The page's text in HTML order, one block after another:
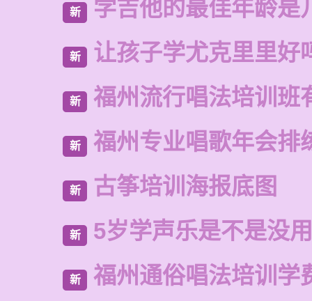
新 学吉他的最佳年龄是
新 让孩子学尤克里里好
新 福州流行唱法培训班
新 福州专业唱歌年会排
新 古筝培训海报底图
新 5岁学声乐是不是没用
新 福州通俗唱法培训学